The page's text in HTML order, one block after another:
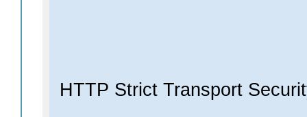
HTTP Strict Transport